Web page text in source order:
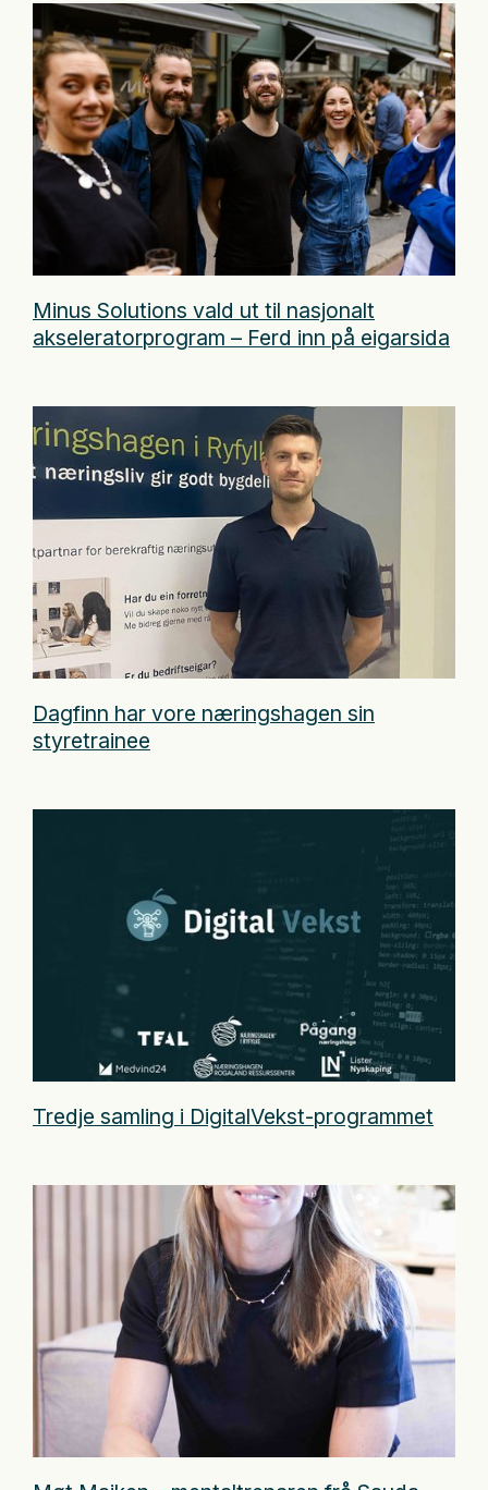
Minus Solutions vald ut til nasjonalt
akseleratorprogram – Ferd inn på eigarsida
Dagfinn har vore næringshagen sin
styretrainee
Tredje samling i DigitalVekst-programmet